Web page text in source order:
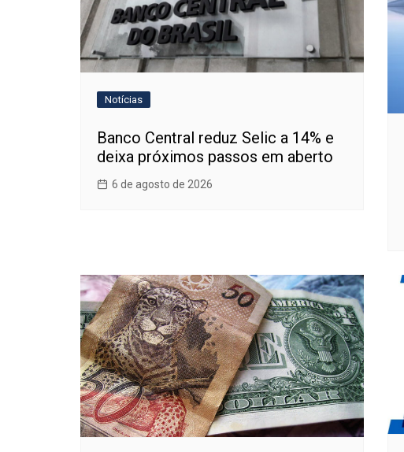
Notícias
Banco Central reduz Selic a 14% e
deixa próximos passos em aberto
6 de agosto de 2026